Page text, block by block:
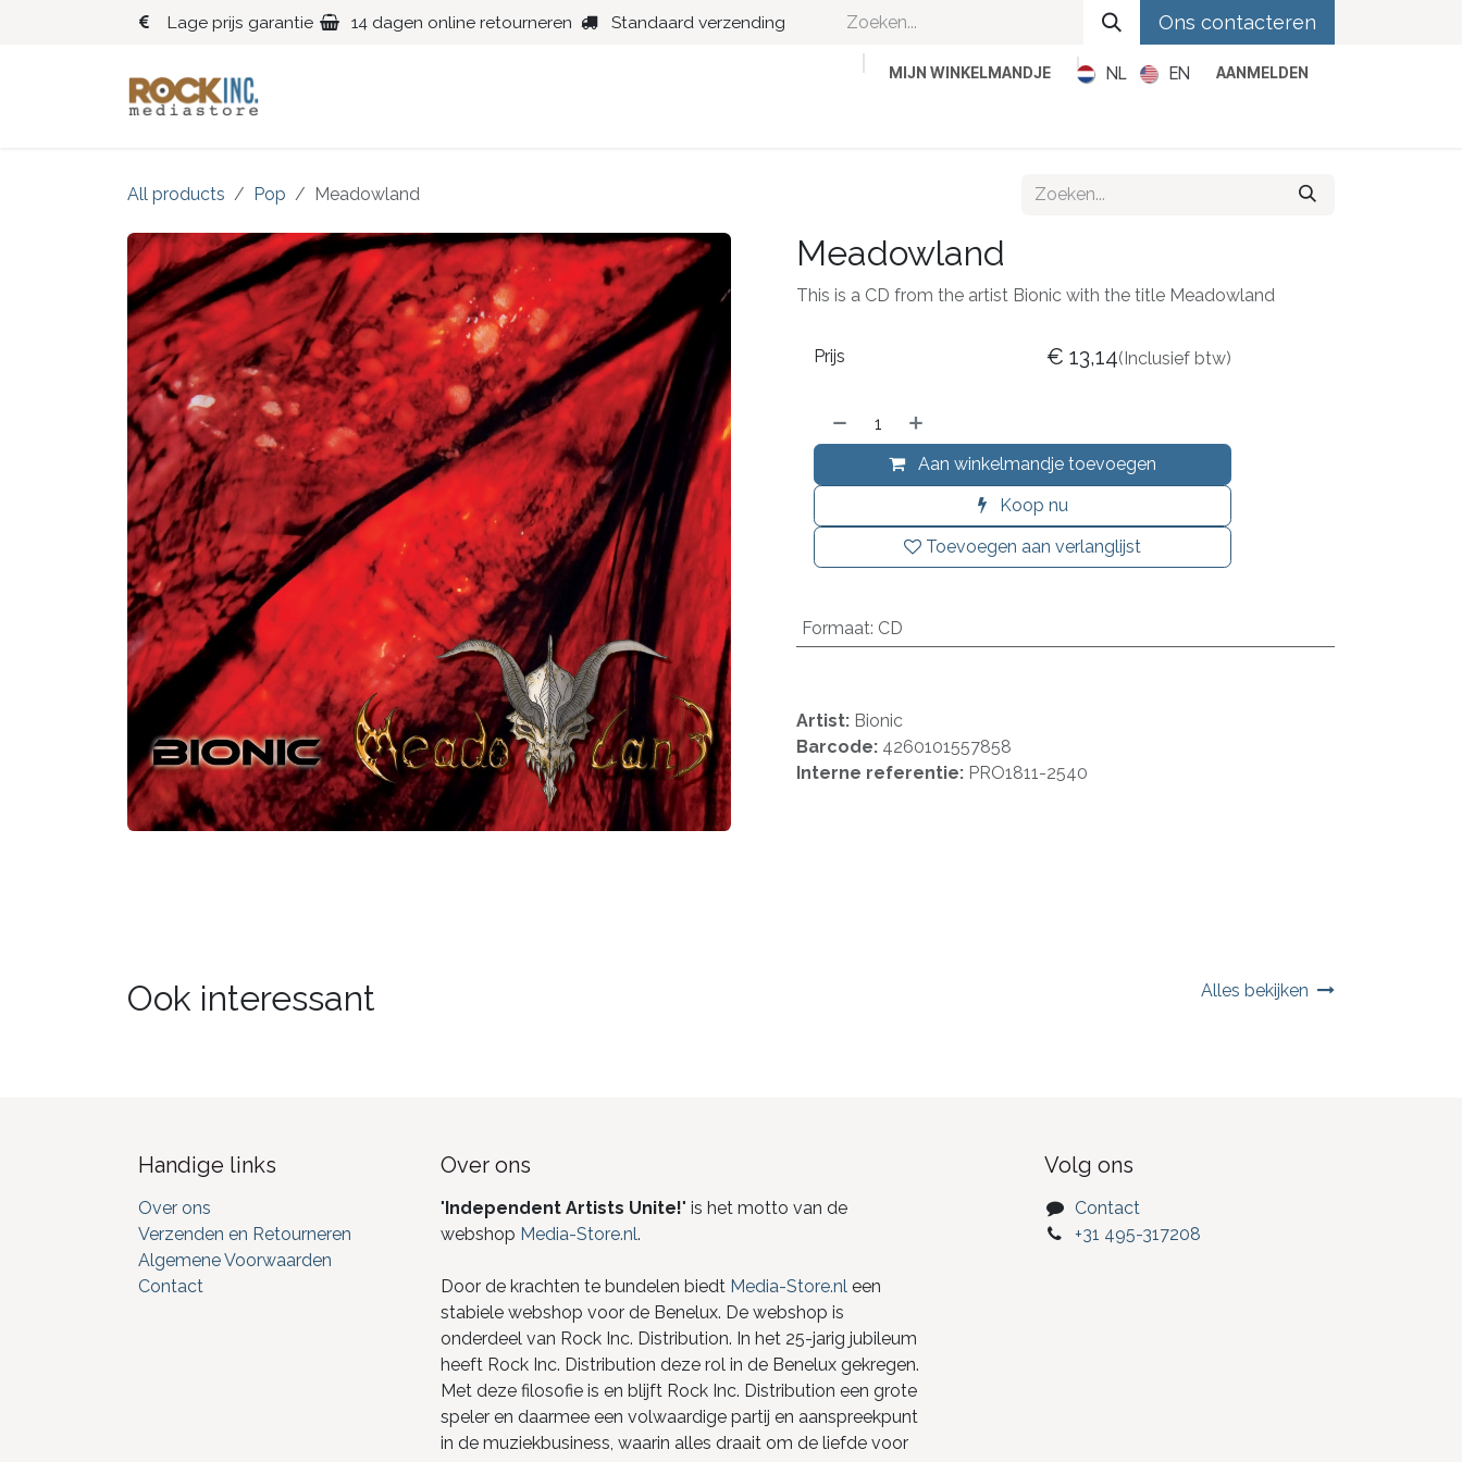
Overslaan naar inhoud
Lage prijs garantie 14 dagen online retourneren Standaard verzending Ons contacteren
MIJN WINKELMANDJE NL EN AANMELDEN
All products Pop Meadowland
Meadowland
This is a CD from the artist Bionic with the title Meadowland
Aan winkelmandje toevoegen
Koop nu
Toevoegen aan verlanglijst
Prijs € 13,14(Inclusief btw)
Formaat: CD
Artist: Bionic
Barcode: 4260101557858
Interne referentie: PRO1811-2540
Ook interessant Alles bekijken
Handige links
Over ons
Verzenden en Retourneren
Algemene Voorwaarden
Contact
Over ons
"Independent Artists Unite!" is het motto van de
webshop Media-Store.nl.
Door de krachten te bundelen biedt Media-Store.nleen
stabiele webshop voor de Benelux. De webshop is
onderdeel van Rock Inc. Distribution. In het 25-jarig jubileum
heeft Rock Inc. Distribution deze rol in de Benelux gekregen.
Met deze filosofie is en blijft Rock Inc. Distribution een grote
speler en daarmee een volwaardige partij en aanspreekpunt
in de muziekbusiness, waarin alles draait om de liefde voor
Volg ons
Contact
+31 495-317208